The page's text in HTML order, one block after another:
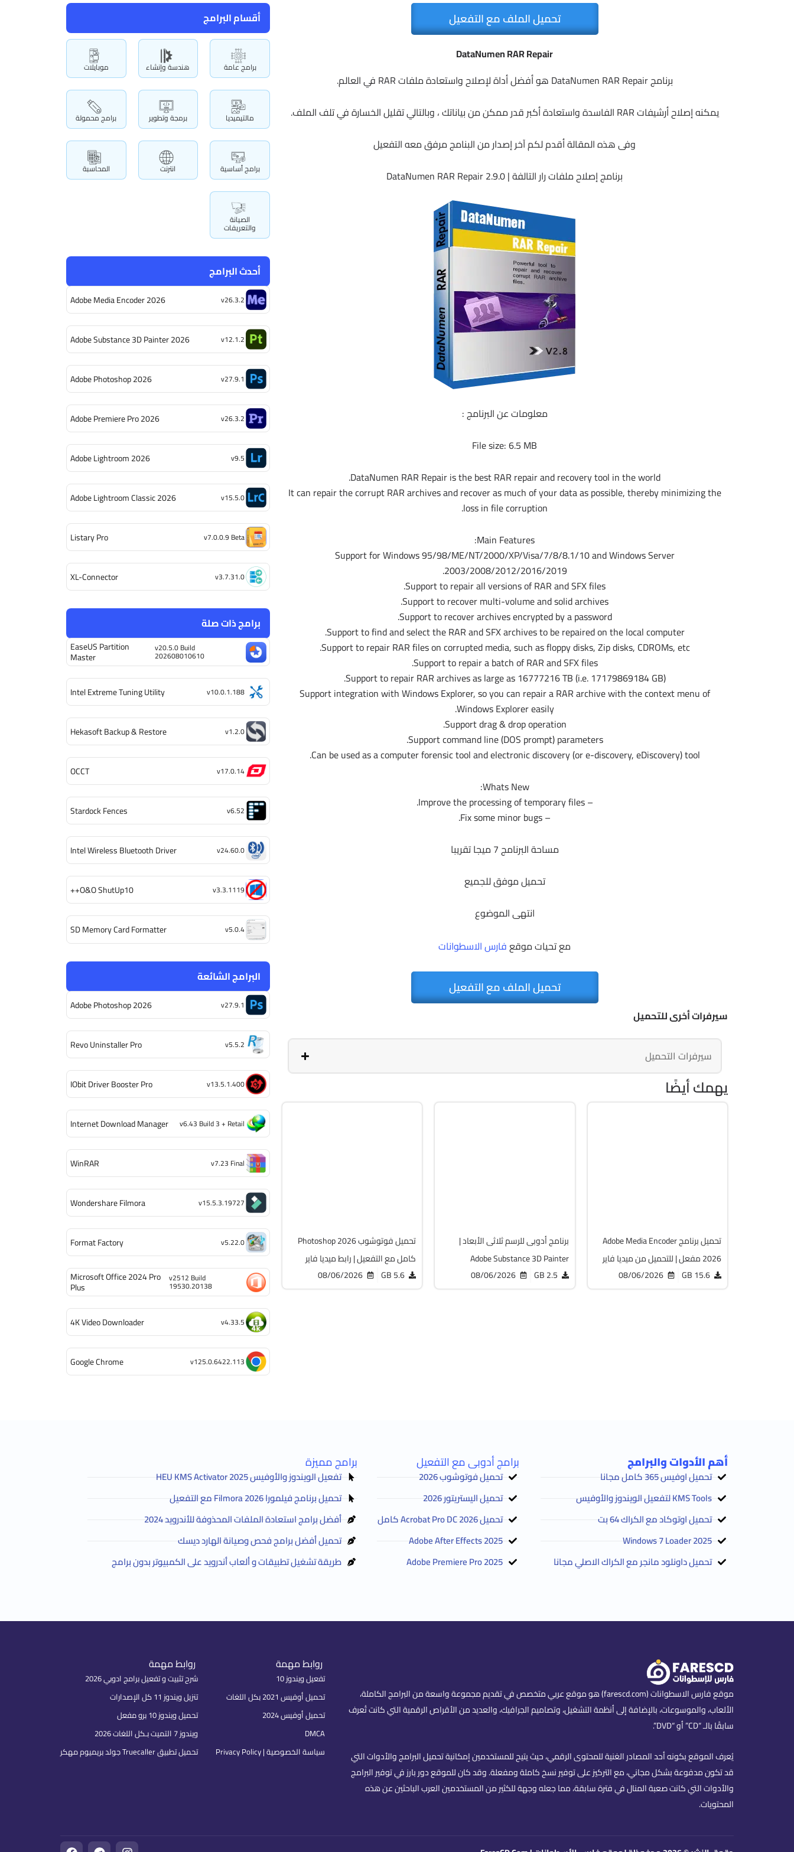
أقسام البرامج
برامج عامة هندسة وإنشاء موبايلات
مالتيميديا برمجة وتطوير برامج محمولة
برامج أساسية انترنت المحاسبة
الصيانة
والتعريفات
أحدث البرامج
Adobe Media Encoder 2026 v26.3.2
Adobe Substance 3D Painter 2026 v12.1.2
Adobe Photoshop 2026 v27.9.1
Adobe Premiere Pro 2026 v26.3.2
Adobe Lightroom 2026 v9.5
Adobe Lightroom Classic 2026 v15.5.0
Listary Pro v7.0.0.9 Beta
XL-Connector v3.7.31.0
برامج ذات صلة
EaseUS Partition
Master
v20.5.0 Build
202608010610
Intel Extreme Tuning Utility v10.0.1.188
Hekasoft Backup & Restore v1.2.0
OCCT v17.0.14
Stardock Fences v6.52
Intel Wireless Bluetooth Driver v24.60.0
O&O ShutUp10++ v3.3.1119
SD Memory Card Formatter v5.0.4
البرامج الشائعة
Adobe Photoshop 2026 v27.9.1
Revo Uninstaller Pro v5.5.2
IObit Driver Booster Pro v13.5.1.400
Internet Download Manager v6.43 Build 3 + Retail
WinRAR v7.23 Final
Wondershare Filmora v15.5.3.19727
Format Factory v5.22.0
Microsoft Office 2024 Pro
Plus
v2512 Build
19530.20138
4K Video Downloader v4.33.5
Google Chrome v125.0.6422.113
تحميل الملف مع التفعيل
DataNumen RAR Repair
برنامج DataNumen RAR Repair هو أفضل أداة لإصلاح واستعادة ملفات RAR في العالم.
يمكنه إصلاح أرشيفات RAR الفاسدة واستعادة أكبر قدر ممكن من بياناتك ، وبالتالي تقليل الخسارة في تلف الملف.
وفى هذه المقالة أقدم لكم آخر إصدار من البنامج مرفق معه التفعيل
برنامج إصلاح ملفات رار التالفة | DataNumen RAR Repair 2.9.0
معلومات عن البرنامج :
File size: 6.5 MB
DataNumen RAR Repair is the best RAR repair and recovery tool in the world.
It can repair the corrupt RAR archives and recover as much of your data as possible, thereby minimizing the
loss in file corruption.
Main Features:
Support for Windows 95/98/ME/NT/2000/XP/Visa/7/8/8.1/10 and Windows Server
2003/2008/2012/2016/2019.
Support to repair all versions of RAR and SFX files.
Support to recover multi-volume and solid archives.
Support to recover archives encrypted by a password.
Support to find and select the RAR and SFX archives to be repaired on the local computer.
Support to repair RAR files on corrupted media, such as floppy disks, Zip disks, CDROMs, etc.
Support to repair a batch of RAR and SFX files.
Support to repair RAR archives as large as 16777216 TB (i.e. 17179869184 GB).
Support integration with Windows Explorer, so you can repair a RAR archive with the context menu of
Windows Explorer easily.
Support drag & drop operation.
Support command line (DOS prompt) parameters.
Can be used as a computer forensic tool and electronic discovery (or e-discovery, eDiscovery) tool.
Whats New:
– Improve the processing of temporary files.
– Fix some minor bugs.
مساحة البرنامج 7 ميجا تقريبا
تحميل موفق للجميع
انتهى الموضوع
مع تحيات موقعفارس الاسطوانات
تحميل الملف مع التفعيل
سيرفرات أخرى للتحميل
سيرفرات التحميل
يهمك أيضًا
تحميل برنامج Adobe Media Encoder
2026 مفعل | للتحميل من ميديا فاير
15.6 GB
08/06/2026
برنامج أدوبى للرسم ثلاثى الأبعاد |
Adobe Substance 3D Painter
2.5 GB
08/06/2026
تحميل فوتوشوب Photoshop 2026
كامل مع التفعيل | رابط ميديا فاير
5.6 GB
08/06/2026
أهم الأدوات والبرامج
تحميل اوفيس 365 كامل مجانا
KMS Tools لتفعيل الويندوز والأوفيس
تحميل اوتوكاد مع الكراك 64 بت
2025 Windows 7 Loader
تحميل داونلود مانجر مع الكراك الاصلي مجانا
برامج أدوبى مع التفعيل
تحميل فوتوشوب 2026
تحميل اليستريتور 2026
تحميل Acrobat Pro DC 2026 كامل
Adobe After Effects 2025
Adobe Premiere Pro 2025
برامج مميزة
تفعيل الويندوز والأوفيس HEU KMS Activator 2025
تحميل برنامج فيلمورا Filmora 2026 مع التفعيل
أفضل برامج استعادة الملفات المحذوفة للأندرويد 2024
تحميل أفضل برامج فحص وصيانة الهارد ديسك
طريقة تشغيل تطبيقات و ألعاب أندرويد على الكمبيوتر بدون برامج
موقع فارس الاسطوانات (farescd.com) هو موقع عربي متخصص في تقديم مجموعة واسعة من البرامج الكاملة،
الألعاب، والموسوعات، بالإضافة إلى أنظمة التشغيل، وتصاميم الجرافيك، والعديد من الأقراص الرقمية التي كانت تُعرف
سابقًا بالـ “CD” أو “DVD”.
يُعرف الموقع بكونه أحد المصادر الغنية للمحتوى الرقمي، حيث يتيح للمستخدمين إمكانية تحميل البرامج والأدوات التي
قد تكون مدفوعة بشكل مجاني، مع التركيز على توفير نسخ كاملة ومفعلة. وقد كان للموقع دور بارز في توفير البرامج
والأدوات التي كانت صعبة المنال في فترة سابقة، مما جعله وجهة للكثير من المستخدمين العرب الباحثين عن هذه
المحتويات.
روابط مهمة
تفعيل ويندوز 10
تحميل أوفيس 2021 بكل اللغات
تحميل أوفيس 2024
DMCA
سياسة الخصوصية | Privacy Policy
روابط مهمة
شرح تثبيت و تفعيل برامج ادوبي 2026
تنزيل ويندوز 11 كل الإصدارات
تحميل ويندوز 10 برو مفعل
ويندوز 7 التميت بـكل اللغات 2026
تحميل تطبيق Truecaller جولد بريميوم مهكر
I
T
F